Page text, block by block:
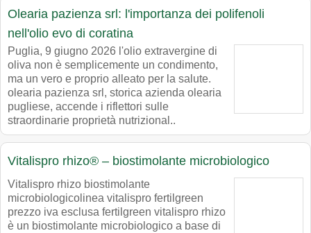
Olearia pazienza srl: l'importanza dei polifenoli
nell'olio evo di coratina
Puglia, 9 giugno 2026 l'olio extravergine di
oliva non è semplicemente un condimento,
ma un vero e proprio alleato per la salute.
olearia pazienza srl, storica azienda olearia
pugliese, accende i riflettori sulle
straordinarie proprietà nutrizional..
Vitalispro rhizo® – biostimolante microbiologico
Vitalispro rhizo biostimolante
microbiologicolinea vitalispro fertilgreen
prezzo iva esclusa fertilgreen vitalispro rhizo
è un biostimolante microbiologico a base di